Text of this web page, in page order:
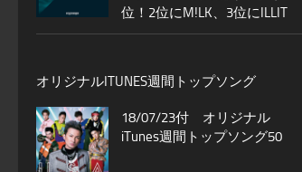
位！2位にM!LK、3位にILLIT
オリジナルITUNES週間トップソング
18/07/23付 オリジナル
iTunes週間トップソング50